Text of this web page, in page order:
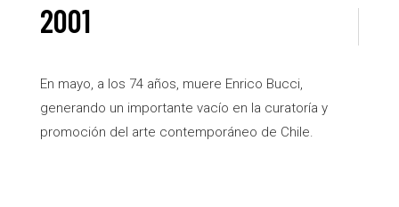
2001
En mayo, a los 74 años, muere Enrico Bucci,
generando un importante vacío en la curatoría y
promoción del arte contemporáneo de Chile.